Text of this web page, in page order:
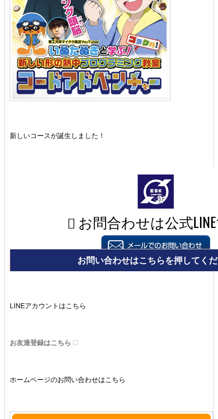
新しいコースが誕生しました！
LINEアカウントはこちら
お友達登録はこちら
ホームページのお問い合わせはこちら